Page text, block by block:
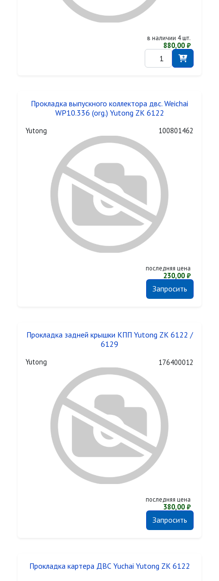
в наличии 4 шт.
880,00 ₽
Прокладка выпускного коллектора двс. Weichai
WP10.336 (org.) Yutong ZK 6122
Yutong 100801462
последняя цена
230,00 ₽
Запросить
Прокладка задней крышки КПП Yutong ZK 6122 /
6129
Yutong 176400012
последняя цена
380,00 ₽
Запросить
Прокладка картера ДВС Yuchai Yutong ZK 6122